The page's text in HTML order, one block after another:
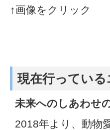
↑画像をクリック
現在行ってい
未来へのしあわせ
2018年より、動物